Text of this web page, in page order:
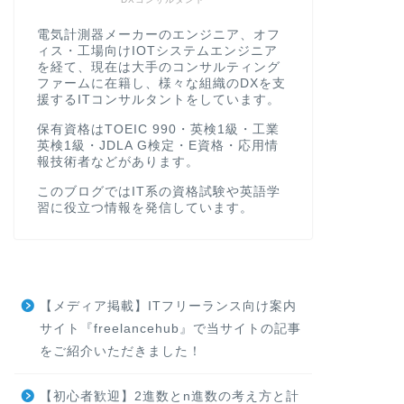
電気計測器メーカーのエンジニア、オフ
ィス・工場向けIOTシステムエンジニア
を経て、現在は大手のコンサルティング
ファームに在籍し、様々な組織のDXを支
援するITコンサルタントをしています。
保有資格はTOEIC 990・英検1級・工業
英検1級・JDLA G検定・E資格・応用情
報技術者などがあります。
このブログではIT系の資格試験や英語学
習に役立つ情報を発信しています。
【メディア掲載】ITフリーランス向け案内
サイト『freelancehub』で当サイトの記事
をご紹介いただきました！
【初心者歓迎】2進数とn進数の考え方と計